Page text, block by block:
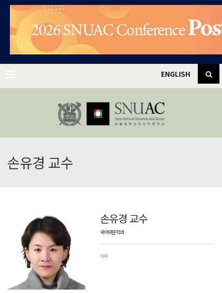
✕
ENGLISH
손유경 교수
손유경 교수
국어국문학과
외부